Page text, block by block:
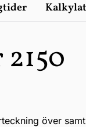
över